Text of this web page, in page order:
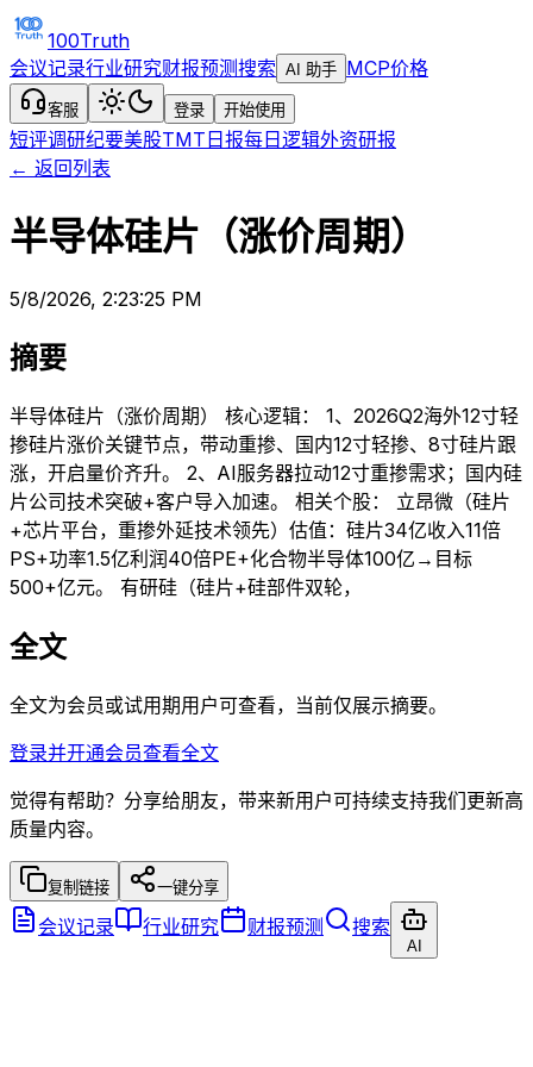
100Truth
会议记录行业研究财报预测搜索 AI 助手 MCP价格
客服 登录 开始使用
短评调研纪要美股TMT日报每日逻辑外资研报
← 返回列表
半导体硅片（涨价周期）
5/8/2026, 2:23:25 PM
摘要
半导体硅片（涨价周期） 核心逻辑： 1、2026Q2海外12寸轻
掺硅片涨价关键节点，带动重掺、国内12寸轻掺、8寸硅片跟
涨，开启量价齐升。 2、AI服务器拉动12寸重掺需求；国内硅
片公司技术突破+客户导入加速。 相关个股： 立昂微（硅片
+芯片平台，重掺外延技术领先）估值：硅片34亿收入11倍
PS+功率1.5亿利润40倍PE+化合物半导体100亿→目标
500+亿元。 有研硅（硅片+硅部件双轮，
全文
全文为会员或试用期用户可查看，当前仅展示摘要。
登录并开通会员查看全文
觉得有帮助？分享给朋友，带来新用户可持续支持我们更新高
质量内容。
复制链接 一键分享
会议记录 行业研究 财报预测 搜索
AI